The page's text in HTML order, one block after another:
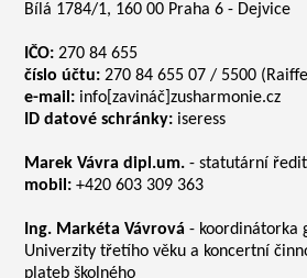
Bílá 1784/1, 160 00 Praha 6 - Dejvice
IČO: 270 84 655
číslo účtu: 270 84 655 07 / 5500
e-mail: info[zavináč]zusharmonie.cz
ID datové schránky: iseress
Marek Vávra dipl.um. - statutární
mobil: +420 603 309 363
Ing. Markéta Vávrová - koordinátorka
Univerzity třetího věku a koncertní
plateb školného